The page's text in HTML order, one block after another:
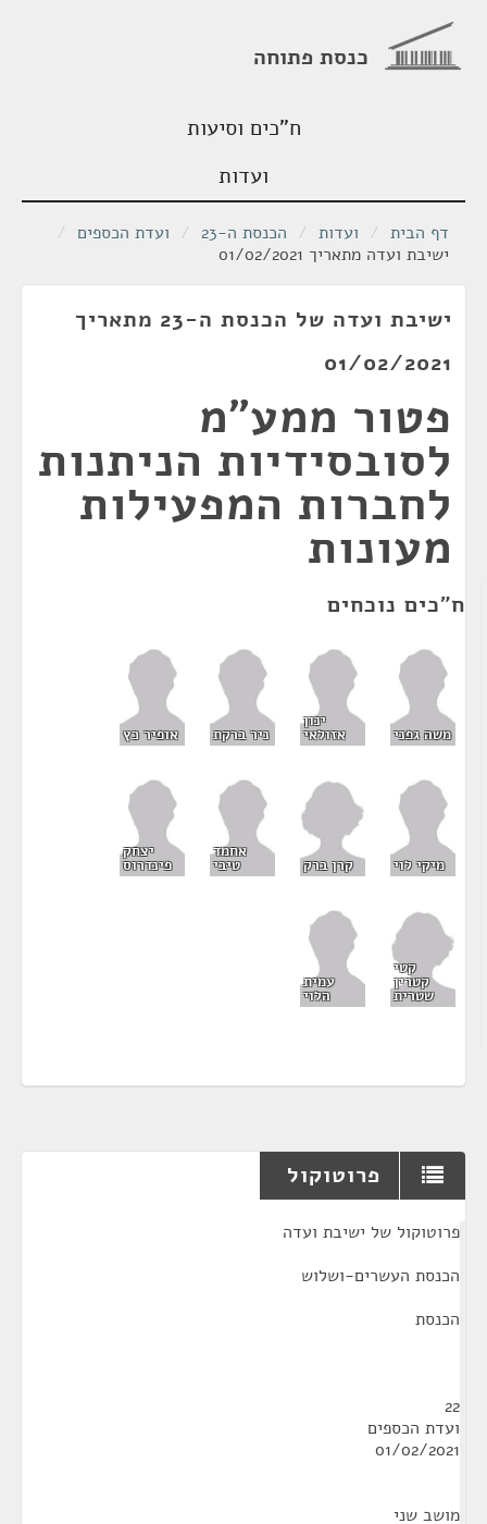
כנסת פתוחה
ח"כים וסיעות
ועדות
דף הבית / ועדות / הכנסת ה-23 / ועדת הכספים /
ישיבת ועדה מתאריך 01/02/2021
ישיבת ועדה של הכנסת ה-23 מתאריך
01/02/2021
פטור ממע"מ
לסובסידיות הניתנות
לחברות המפעילות
מעונות
ח"כים נוכחים
משה גפני
ינון
אזולאי ניר ברקת אופיר כץ
מיקי לוי קרן ברק
אחמד
טיבי
יצחק
פינדרוס
קטי
קטרין
שטרית
עמית
הלוי
פרוטוקול
פרוטוקול של ישיבת ועדה
הכנסת העשרים-ושלוש
הכנסת
22
ועדת הכספים
01/02/2021
מושב שני